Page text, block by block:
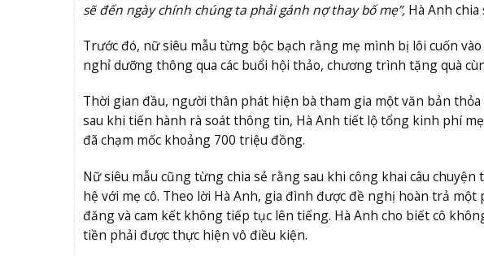
sẽ đến ngày chính chúng ta phải gánh nợ thay bố mẹ”,Hà Anh chia
Trước đó, nữ siêu mẫu từng bộc bạch rằng mẹ mình bị lôi cuốn
nghỉ dưỡng thông qua các buổi hội thảo, chương trình tặng quà
Thời gian đầu, người thân phát hiện bà tham gia một văn bản
sau khi tiến hành rà soát thông tin, Hà Anh tiết lộ tổng kinh phí
đã chạm mốc khoảng 700 triệu đồng.
Nữ siêu mẫu cũng từng chia sẻ rằng sau khi công khai câu
hệ với mẹ cô. Theo lời Hà Anh, gia đình được đề nghị hoàn trả
đăng và cam kết không tiếp tục lên tiếng. Hà Anh cho biết cô
tiền phải được thực hiện vô điều kiện.